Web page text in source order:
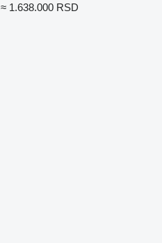
≈ 1.638.000 RSD